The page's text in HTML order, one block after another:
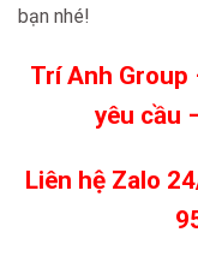
bạn nhé!
Trí Anh
yêu cầu
Liên hệ Zalo